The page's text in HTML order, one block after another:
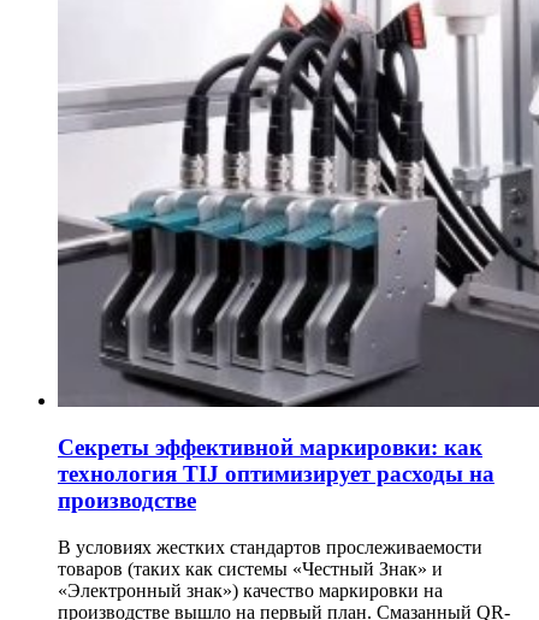
Секреты эффективной маркировки: как
технология TIJ оптимизирует расходы на
производстве
В условиях жестких стандартов прослеживаемости
товаров (таких как системы «Честный Знак» и
«Электронный знак») качество маркировки на
производстве вышло на первый план. Смазанный QR-